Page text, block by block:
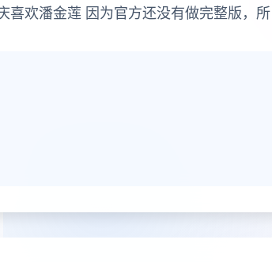
喜欢潘金莲 因为官方还没有做完整版，